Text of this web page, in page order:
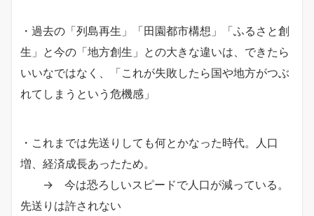
・過去の「列島再生」「田園都市構想」「ふるさと創
生」と今の「地方創生」との大きな違いは、できたら
いいなではなく、「これが失敗したら国や地方がつぶ
れてしまうという危機感」
・これまでは先送りしても何とかなった時代。人口
増、経済成長あったため。
→ 今は恐ろしいスピードで人口が減っている。
先送りは許されない